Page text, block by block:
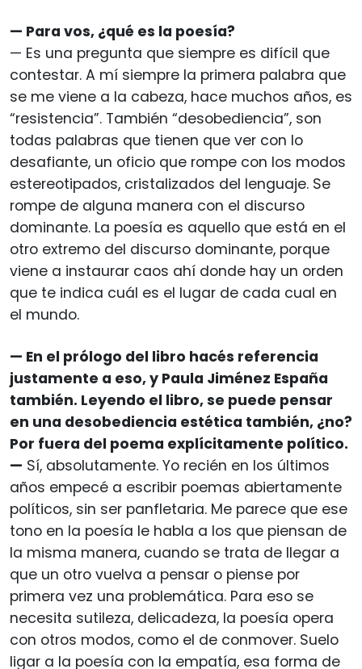
— Para vos, ¿qué es la poesía?
— Es una pregunta que siempre es difícil que
contestar. A mí siempre la primera palabra que
se me viene a la cabeza, hace muchos años, es
“resistencia”. También “desobediencia”, son
todas palabras que tienen que ver con lo
desafiante, un oficio que rompe con los modos
estereotipados, cristalizados del lenguaje. Se
rompe de alguna manera con el discurso
dominante. La poesía es aquello que está en el
otro extremo del discurso dominante, porque
viene a instaurar caos ahí donde hay un orden
que te indica cuál es el lugar de cada cual en
el mundo.
— En el prólogo del libro hacés referencia
justamente a eso, y Paula Jiménez España
también. Leyendo el libro, se puede pensar
en una desobediencia estética también, ¿no?
Por fuera del poema explícitamente político.
— Sí, absolutamente. Yo recién en los últimos
años empecé a escribir poemas abiertamente
políticos, sin ser panfletaria. Me parece que ese
tono en la poesía le habla a los que piensan de
la misma manera, cuando se trata de llegar a
que un otro vuelva a pensar o piense por
primera vez una problemática. Para eso se
necesita sutileza, delicadeza, la poesía opera
con otros modos, como el de conmover. Suelo
ligar a la poesía con la empatía, esa forma de